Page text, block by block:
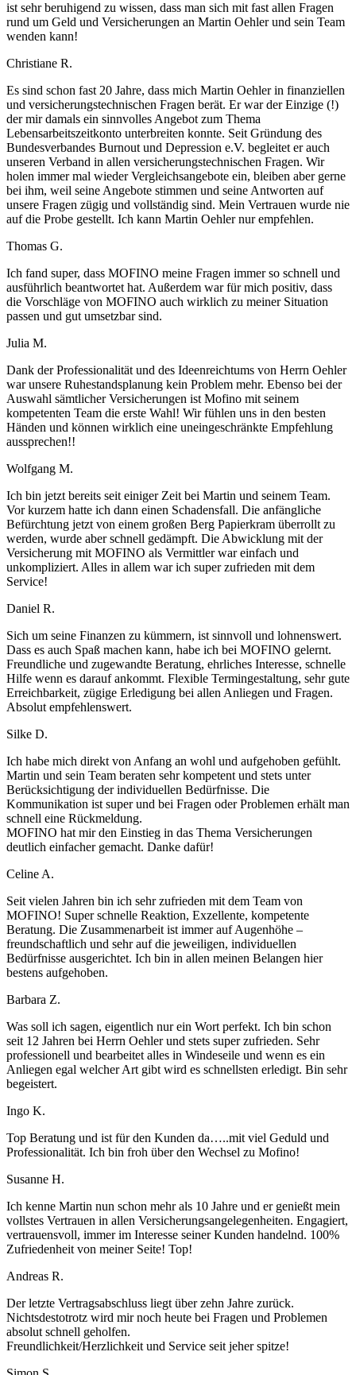
ist sehr beruhigend zu wissen, dass man sich mit fast allen Fragen
rund um Geld und Versicherungen an Martin Oehler und sein Team
wenden kann!
Christiane R.
Es sind schon fast 20 Jahre, dass mich Martin Oehler in finanziellen
und versicherungstechnischen Fragen berät. Er war der Einzige (!)
der mir damals ein sinnvolles Angebot zum Thema
Lebensarbeitszeitkonto unterbreiten konnte. Seit Gründung des
Bundesverbandes Burnout und Depression e.V. begleitet er auch
unseren Verband in allen versicherungstechnischen Fragen. Wir
holen immer mal wieder Vergleichsangebote ein, bleiben aber gerne
bei ihm, weil seine Angebote stimmen und seine Antworten auf
unsere Fragen zügig und vollständig sind. Mein Vertrauen wurde nie
auf die Probe gestellt. Ich kann Martin Oehler nur empfehlen.
Thomas G.
Ich fand super, dass MOFINO meine Fragen immer so schnell und
ausführlich beantwortet hat. Außerdem war für mich positiv, dass
die Vorschläge von MOFINO auch wirklich zu meiner Situation
passen und gut umsetzbar sind.
Julia M.
Dank der Professionalität und des Ideenreichtums von Herrn Oehler
war unsere Ruhestandsplanung kein Problem mehr. Ebenso bei der
Auswahl sämtlicher Versicherungen ist Mofino mit seinem
kompetenten Team die erste Wahl! Wir fühlen uns in den besten
Händen und können wirklich eine uneingeschränkte Empfehlung
aussprechen!!
Wolfgang M.
Ich bin jetzt bereits seit einiger Zeit bei Martin und seinem Team.
Vor kurzem hatte ich dann einen Schadensfall. Die anfängliche
Befürchtung jetzt von einem großen Berg Papierkram überrollt zu
werden, wurde aber schnell gedämpft. Die Abwicklung mit der
Versicherung mit MOFINO als Vermittler war einfach und
unkompliziert. Alles in allem war ich super zufrieden mit dem
Service!
Daniel R.
Sich um seine Finanzen zu kümmern, ist sinnvoll und lohnenswert.
Dass es auch Spaß machen kann, habe ich bei MOFINO gelernt.
Freundliche und zugewandte Beratung, ehrliches Interesse, schnelle
Hilfe wenn es darauf ankommt. Flexible Termingestaltung, sehr gute
Erreichbarkeit, zügige Erledigung bei allen Anliegen und Fragen.
Absolut empfehlenswert.
Silke D.
Ich habe mich direkt von Anfang an wohl und aufgehoben gefühlt.
Martin und sein Team beraten sehr kompetent und stets unter
Berücksichtigung der individuellen Bedürfnisse. Die
Kommunikation ist super und bei Fragen oder Problemen erhält man
schnell eine Rückmeldung.
MOFINO hat mir den Einstieg in das Thema Versicherungen
deutlich einfacher gemacht. Danke dafür!
Celine A.
Seit vielen Jahren bin ich sehr zufrieden mit dem Team von
MOFINO! Super schnelle Reaktion, Exzellente, kompetente
Beratung. Die Zusammenarbeit ist immer auf Augenhöhe –
freundschaftlich und sehr auf die jeweiligen, individuellen
Bedürfnisse ausgerichtet. Ich bin in allen meinen Belangen hier
bestens aufgehoben.
Barbara Z.
Was soll ich sagen, eigentlich nur ein Wort perfekt. Ich bin schon
seit 12 Jahren bei Herrn Oehler und stets super zufrieden. Sehr
professionell und bearbeitet alles in Windeseile und wenn es ein
Anliegen egal welcher Art gibt wird es schnellsten erledigt. Bin sehr
begeistert.
Ingo K.
Top Beratung und ist für den Kunden da…..mit viel Geduld und
Professionalität. Ich bin froh über den Wechsel zu Mofino!
Susanne H.
Ich kenne Martin nun schon mehr als 10 Jahre und er genießt mein
vollstes Vertrauen in allen Versicherungsangelegenheiten. Engagiert,
vertrauensvoll, immer im Interesse seiner Kunden handelnd. 100%
Zufriedenheit von meiner Seite! Top!
Andreas R.
Der letzte Vertragsabschluss liegt über zehn Jahre zurück.
Nichtsdestotrotz wird mir noch heute bei Fragen und Problemen
absolut schnell geholfen.
Freundlichkeit/Herzlichkeit und Service seit jeher spitze!